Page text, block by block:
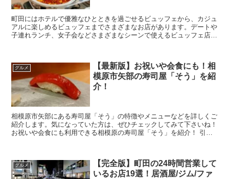
町田にはホテルで優雅なひとときを過ごせるビュッフェから、カジュ
アルに楽しめるビュッフェまでさまざまなお店があります。デートや
子連れランチ、女子会などさまざまなシーンで使えるビュッフェ店
グルメ
【最新版】お祝いや会食にも！相
模原市矢部の寿司屋「そう」を紹
介！
相模原市矢部にある寿司屋「そう」の特徴やメニューなどを詳しくご
紹介します。気になっていた方は、ぜひチェックしてみて下さいね！
お祝いや会食にも利用できる相模原の寿司屋「そう」を紹介！ 引用:
グルメ
【完全版】町田の24時間営業して
いるお店19選！居酒屋/ジム/ファ